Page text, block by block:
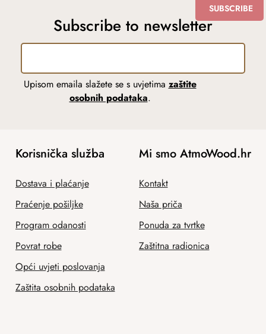
Subscribe to newsletter
Upisom emaila slažete se s uvjetima zaštite
osobnih podataka.
SUBSCRIBE
Korisnička služba
Dostava i plaćanje
Praćenje pošiljke
Program odanosti
Povrat robe
Opći uvjeti poslovanja
Zaštita osobnih podataka
Mi smo AtmoWood.hr
Kontakt
Naša priča
Ponuda za tvrtke
Zaštitna radionica